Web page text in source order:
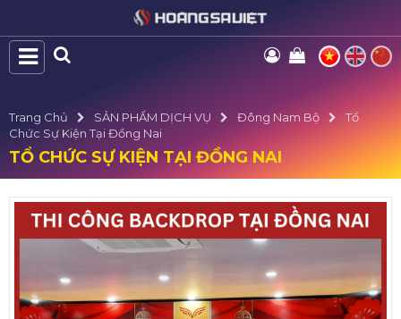
Trang Chủ SẢN PHẨM DỊCH VỤ Đông Nam Bộ
Tổ
Chức Sự Kiện Tại Đồng Nai
TỔ CHỨC SỰ KIỆN TẠI ĐỒNG NAI